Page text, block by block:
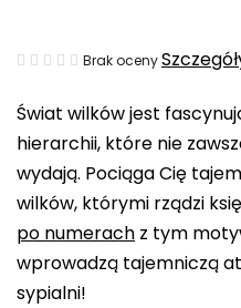
Świat wilków jest
hierarchii, które nie
wydają. Pociąga Cię
wilków, którymi rządzi
po numerach z tym
wprowadzą tajemniczą
sypialni!
Średnia
produktu
wynosi
0,0
na
5
gwiazdek.
Brak oceny